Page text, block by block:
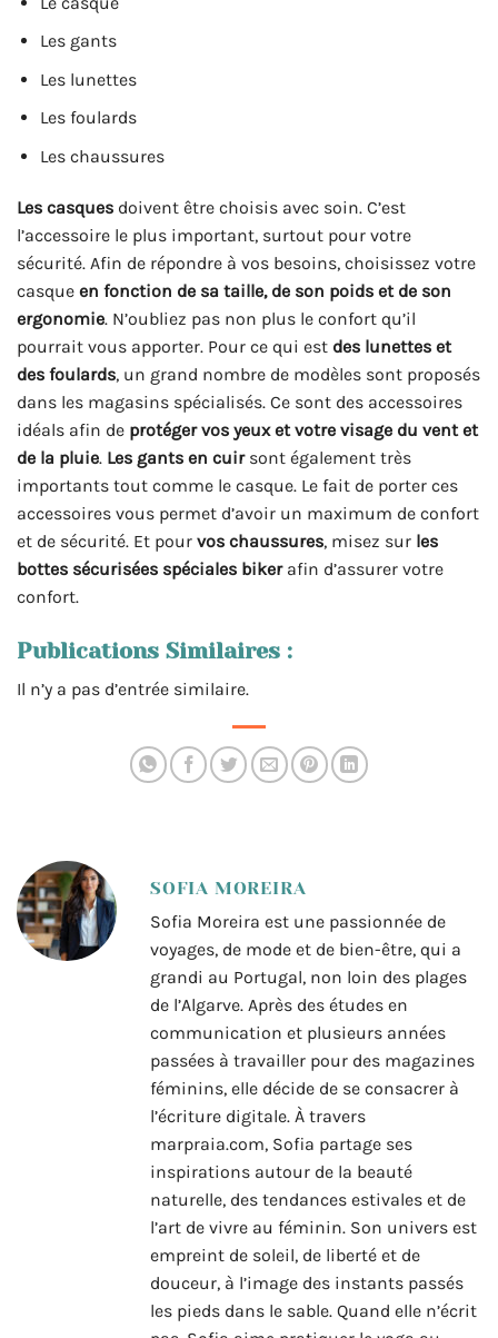
Les gants
Les lunettes
Les foulards
Les chaussures
Les casques doivent être choisis avec soin. C’est
l’accessoire le plus important, surtout pour votre
sécurité. Afin de répondre à vos besoins, choisissez votre
casque en fonction de sa taille, de son poids et de son
ergonomie. N’oubliez pas non plus le confort qu’il
pourrait vous apporter. Pour ce qui est des lunettes et
des foulards, un grand nombre de modèles sont proposés
dans les magasins spécialisés. Ce sont des accessoires
idéals afin de protéger vos yeux et votre visage du vent et
de la pluie. Les gants en cuirsont également très
importants tout comme le casque. Le fait de porter ces
accessoires vous permet d’avoir un maximum de confort
et de sécurité. Et pour vos chaussures, misez sur les
bottes sécurisées spéciales bikerafin d’assurer votre
confort.
Publications Similaires :
Il n’y a pas d’entrée similaire.
SOFIA MOREIRA
Sofia Moreira est une passionnée de
voyages, de mode et de bien-être, qui a
grandi au Portugal, non loin des plages
de l’Algarve. Après des études en
communication et plusieurs années
passées à travailler pour des magazines
féminins, elle décide de se consacrer à
l’écriture digitale. À travers
marpraia.com, Sofia partage ses
inspirations autour de la beauté
naturelle, des tendances estivales et de
l’art de vivre au féminin. Son univers est
empreint de soleil, de liberté et de
douceur, à l’image des instants passés
les pieds dans le sable. Quand elle n’écrit